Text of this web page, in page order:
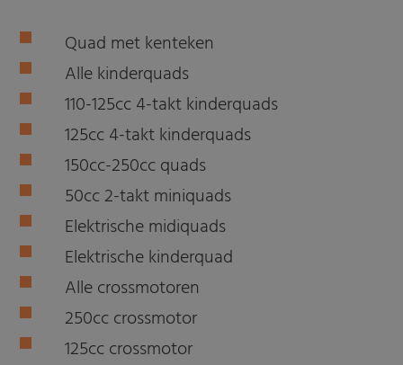
Quad met kenteken
Alle kinderquads
110-125cc 4-takt kinderquads
125cc 4-takt kinderquads
150cc-250cc quads
50cc 2-takt miniquads
Elektrische midiquads
Elektrische kinderquad
Alle crossmotoren
250cc crossmotor
125cc crossmotor